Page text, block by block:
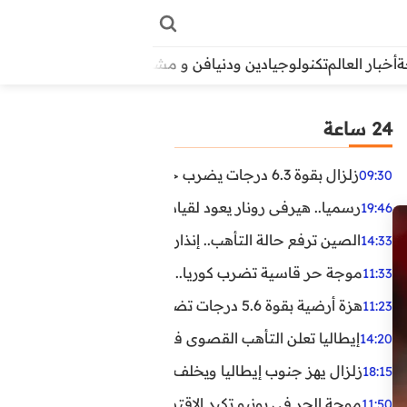
أخبار العالمتكنولوجيادين ودنيافن و مشاهير
24 ساعة
09:30زلزال بقوة 6.3 درجات يضرب جنوب الفلبين.. ولا تحذير من تسونامي حتى الآن
19:46رسميا.. هيرفي رونار يعود لقيادة منتخب كوت ديفوار
14:33الصين ترفع حالة التأهب.. إنذاران جديدان بسبب الأمطار
11:33موجة حر قاسية تضرب كوريا.. وفيات وإصابات ونفوق مئات
11:23هزة أرضية بقوة 5.6 درجات تضرب مصر
14:20إيطاليا تعلن التأهب القصوى في 23 مدينة بسبب موجة حر شديدة
18:15زلزال يهز جنوب إيطاليا ويخلف عشرات الجرحى